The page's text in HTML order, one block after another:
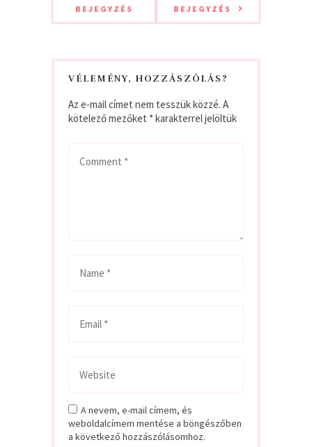
BEJEGYZÉS
BEJEGYZÉS
VÉLEMÉNY, HOZZÁSZÓLÁS?
Az e-mail címet nem tesszük közzé. A
kötelező mezőket *karakterrel jelöltük
A nevem, e-mail címem, és
weboldalcímem mentése a böngészőben
a következő hozzászólásomhoz.